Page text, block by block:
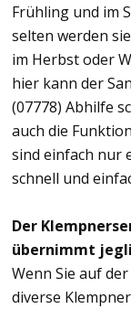
Frühling und im
selten werden
im Herbst oder
hier kann der
(07778) Abhilfe
auch die
sind einfach nur
schnell und
Der
übernimmt
Wenn Sie auf
diverse